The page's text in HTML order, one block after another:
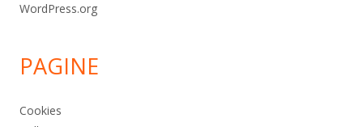
WordPress.org
PAGINE
Cookies